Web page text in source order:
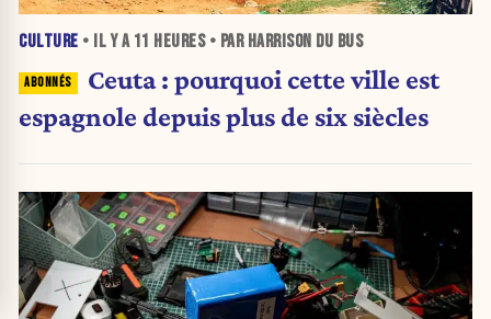
CULTURE • IL Y A 11 HEURES• PAR HARRISON DU BUS
Ceuta : pourquoi cette ville est
espagnole depuis plus de six siècles